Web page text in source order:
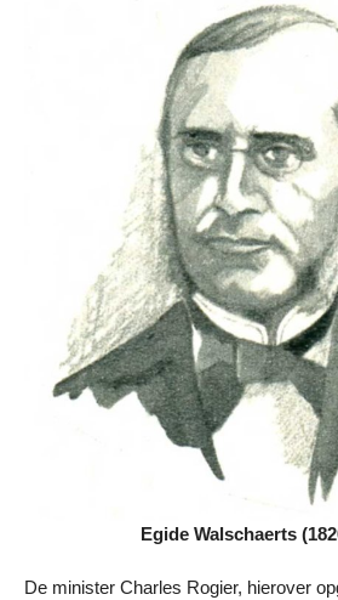
Egide Walschaerts
De minister Charles Rogier, hierover